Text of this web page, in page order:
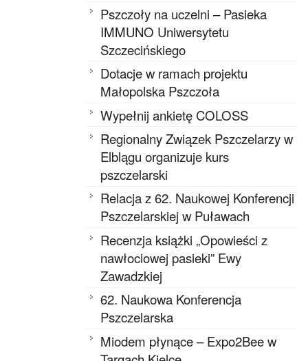
Pszczoły na uczelni – Pasieka
IMMUNO Uniwersytetu
Szczecińskiego
Dotacje w ramach projektu
Małopolska Pszczoła
Wypełnij ankietę COLOSS
Regionalny Związek Pszczelarzy w
Elblągu organizuje kurs
pszczelarski
Relacja z 62. Naukowej Konferencji
Pszczelarskiej w Puławach
Recenzja książki „Opowieści z
nawłociowej pasieki” Ewy
Zawadzkiej
62. Naukowa Konferencja
Pszczelarska
Miodem płynące – Expo2Bee w